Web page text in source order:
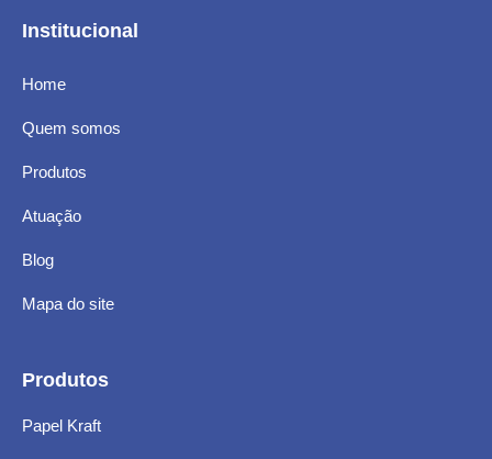
Institucional
Home
Quem somos
Produtos
Atuação
Blog
Mapa do site
Produtos
Papel Kraft